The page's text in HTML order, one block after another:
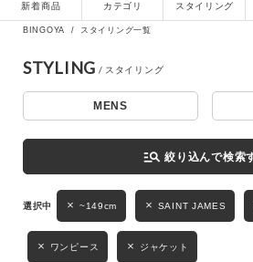
新着商品 カテゴリ スタイリング
キーワード
性別
MENS LADIES
BINGOYA スタイリング一覧
STYLING
MENS
manage_search 絞り込んで検索
~149cm SAINT JAMES
ワンピース ジャケット